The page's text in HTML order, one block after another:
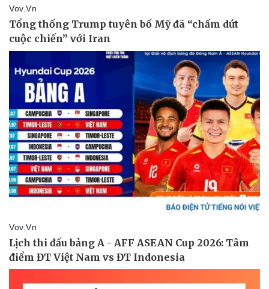
Vụ án
Tin nóng
Tư vấn luật
Quân sự - Quốc phòng
Việt Nam
Phân tích